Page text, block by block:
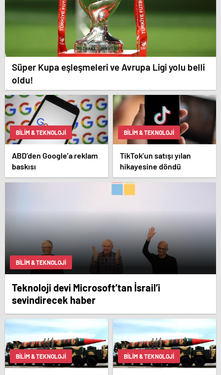
Süper Kupa eşleşmeleri ve Avrupa Ligi yolu belli
oldu!
BILIM & TEKNOLOJI
ABD’den Google’a reklam
baskısı
BILIM & TEKNOLOJI
TikTok’un satışı yılan
hikayesine döndü
BILIM & TEKNOLOJI
Teknoloji devi Microsoft’tan İsrail’i
sevindirecek haber
BILIM & TEKNOLOJI BILIM & TEKNOLOJI